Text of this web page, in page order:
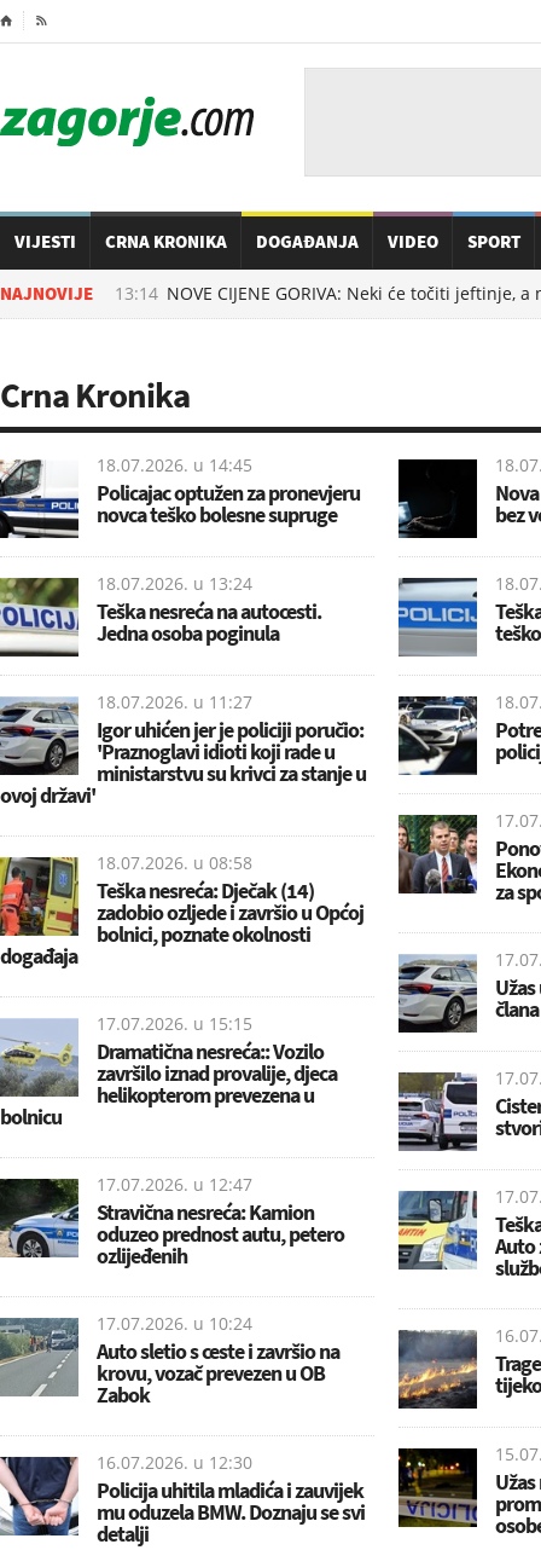
⌂ 
VIJESTI CRNA KRONIKA DOGAĐANJA VIDEO SPORT
NAJNOVIJE
u 13:14 NOVE CIJENE GORIVA: Neki će točiti jeftinje, a
Crna Kronika
18.07.2026. u 14:45
Policajac optužen za pronevjeru
novca teško bolesne supruge
18.07.2026. u 13:24
Teška nesreća na autocesti.
Jedna osoba poginula
18.07.2026. u 11:27
Igor uhićen jer je policiji poručio:
'Praznoglavi idioti koji rade u
ministarstvu su krivci za stanje u
ovoj državi'
18.07.2026. u 08:58
Teška nesreća: Dječak (14)
zadobio ozljede i završio u Općoj
bolnici, poznate okolnosti
događaja
17.07.2026. u 15:15
Dramatična nesreća:: Vozilo
završilo iznad provalije, djeca
helikopterom prevezena u
bolnicu
17.07.2026. u 12:47
Stravična nesreća: Kamion
oduzeo prednost autu, petero
ozlijeđenih
17.07.2026. u 10:24
Auto sletio s ceste i završio na
krovu, vozač prevezen u OB
Zabok
16.07.2026. u 12:30
Policija uhitila mladića i zauvijek
mu oduzela BMW. Doznaju se svi
detalji
bez
za
Auto